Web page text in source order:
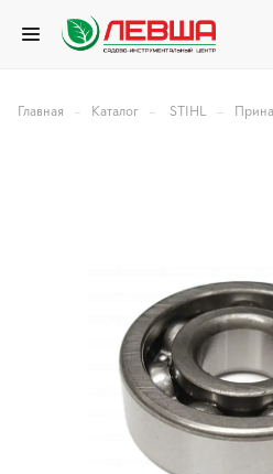
Главная – Каталог – STIHL –